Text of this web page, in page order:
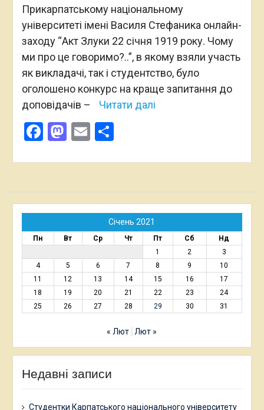
Прикарпатському національному
університеті імені Василя Стефаника онлайн-
заходу “Акт Злуки 22 січня 1919 року. Чому
ми про це говоримо?..”, в якому взяли участь
як викладачі, так і студентство, було
оголошено конкурс на краще запитання до
доповідачів –
Читати далі
Facebook
Mastodon
EmailПоділитися
Січень 2021
Пн Вт Ср Чт Пт Сб
Нд
1
2
3
4
5 6 7 8 9
10
11
12 13 14 15 16
17
18
19 20 21 22 23
24
25
26 27 28 29 30 31
« Лют Лют »
Недавні записи
Студентки Карпатського національного університету